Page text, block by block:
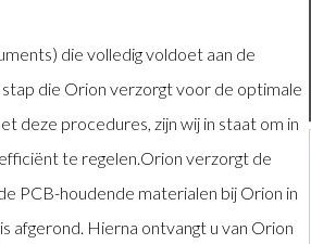
die volledig voldoet aan de
die Orion verzorgt voor de optimale
deze procedures, zijn wij in staat om in
te regelen.Orion verzorgt de
PCB-houdende materialen bij Orion in
afgerond. Hierna ontvangt u van Orion